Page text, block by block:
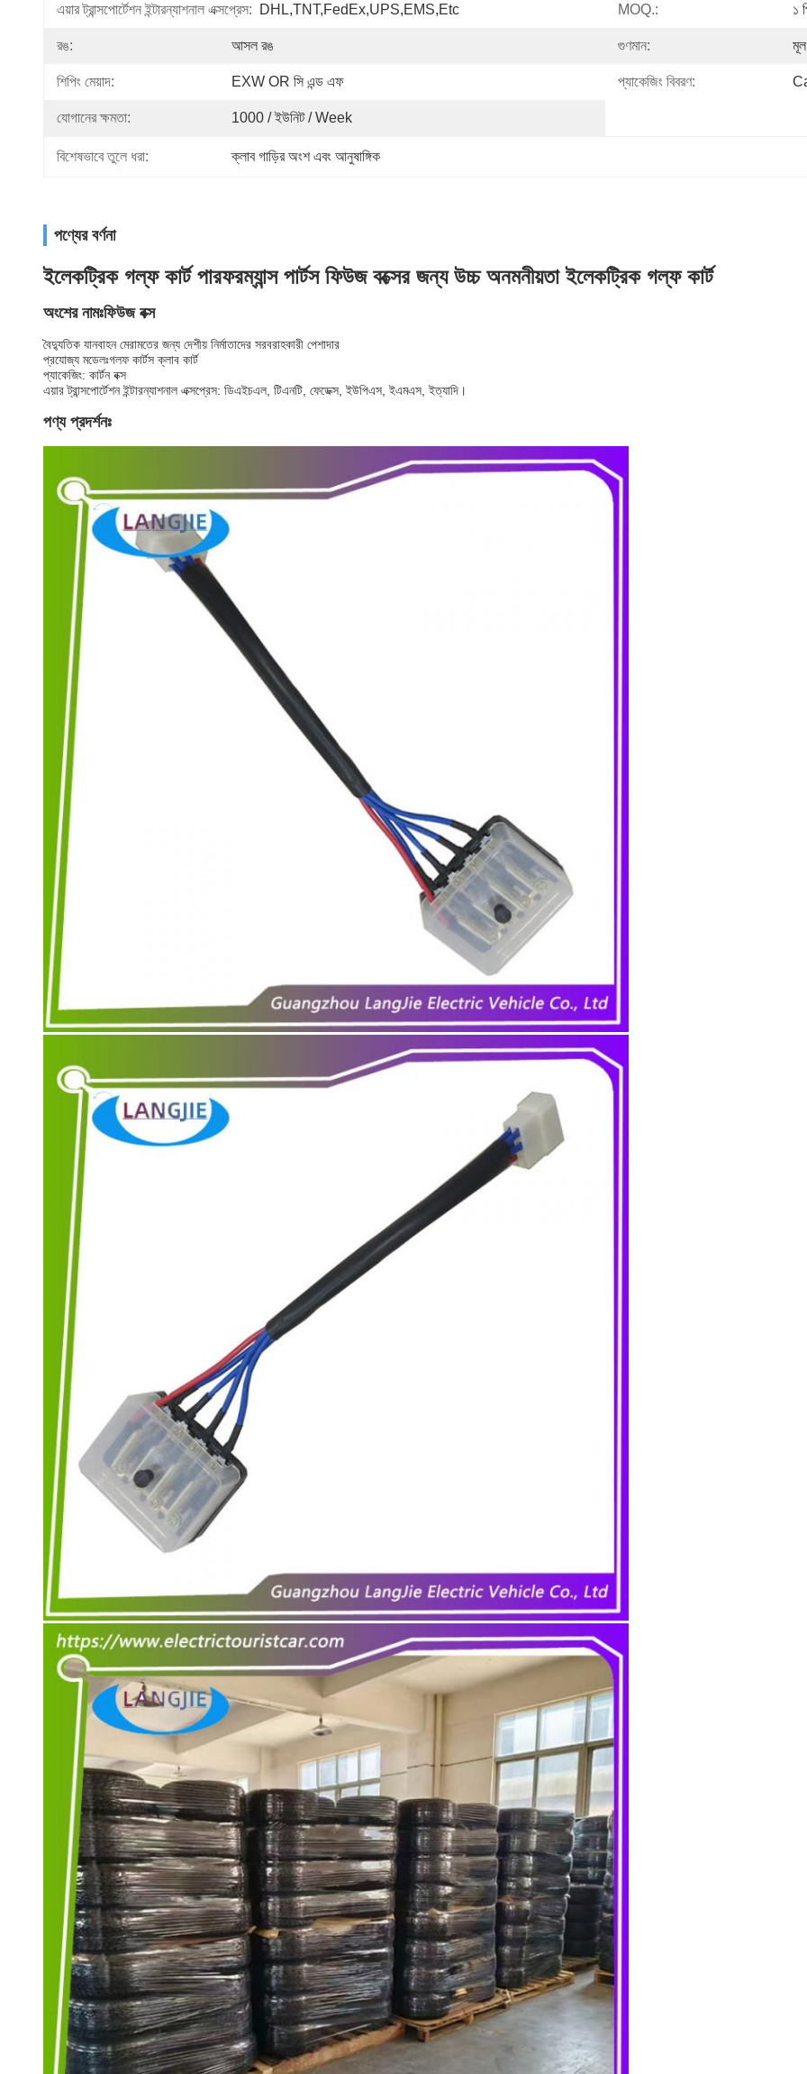
এয়ার ট্রান্সপোর্টেশন ইন্টারন্যাশনাল এক্সপ্রেস: DHL,TNT,FedEx,UPS,EMS,etc MOQ.: ১
রঙ: আসল রঙ গুণমান:
শিপিং মেয়াদ: EXW OR সি এন্ড এফ প্যাকেজিং বিবরণ:
যোগানের ক্ষমতা: 1000 / ইউনিট / Week
বিশেষভাবে তুলে ধরা: ক্লাব গাড়ির অংশ এবং আনুষাঙ্গিক
পণ্যের বর্ণনা
ইলেকট্রিক গল্ফ কার্ট পারফরম্যান্স পার্টস ফিউজ বক্সের জন্য উচ্চ অনমনীয়তা ইলেকট্রিক গল্ফ কার্ট
অংশের নামঃফিউজ বক্স
বৈদ্যুতিক যানবাহন মেরামতের জন্য দেশীয় নির্মাতাদের সরবরাহকারী পেশাদার
প্রযোজ্য মডেলঃগলফ কার্টস ক্লাব কার্ট
প্যাকেজিং: কার্টন বক্স
এয়ার ট্রান্সপোর্টেশন ইন্টারন্যাশনাল এক্সপ্রেস: ডিএইচএল, টিএনটি, ফেডেক্স, ইউপিএস, ইএমএস, ইত্যাদি।
পণ্য প্রদর্শনঃ